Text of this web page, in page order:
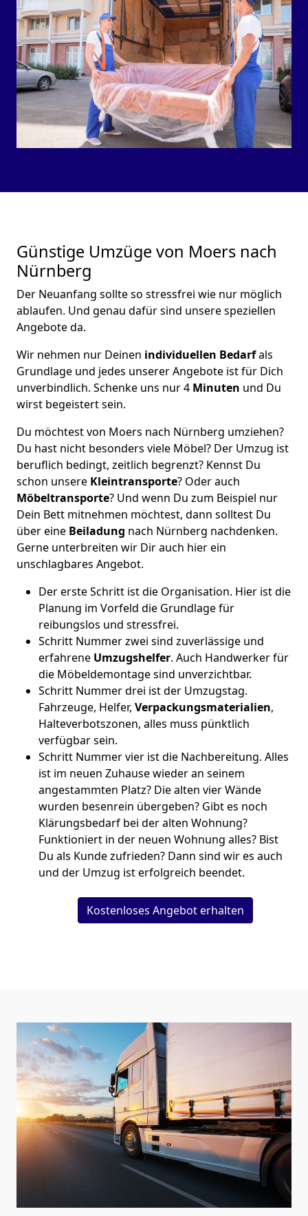
Günstige Umzüge von Moers nach
Nürnberg
Der Neuanfang sollte so stressfrei wie nur möglich
ablaufen. Und genau dafür sind unsere speziellen
Angebote da.
Wir nehmen nur Deinen individuellen Bedarfals
Grundlage und jedes unserer Angebote ist für Dich
unverbindlich. Schenke uns nur 4 Minuten und Du
wirst begeistert sein.
Du möchtest von Moers nach Nürnberg umziehen?
Du hast nicht besonders viele Möbel? Der Umzug ist
beruflich bedingt, zeitlich begrenzt? Kennst Du
schon unsere Kleintransporte? Oder auch
Möbeltransporte? Und wenn Du zum Beispiel nur
Dein Bett mitnehmen möchtest, dann solltest Du
über eine Beiladung nach Nürnberg nachdenken.
Gerne unterbreiten wir Dir auch hier ein
unschlagbares Angebot.
Der erste Schritt ist die Organisation. Hier ist die
Planung im Vorfeld die Grundlage für
reibungslos und stressfrei.
Schritt Nummer zwei sind zuverlässige und
erfahrene Umzugshelfer. Auch Handwerker für
die Möbeldemontage sind unverzichtbar.
Schritt Nummer drei ist der Umzugstag.
Fahrzeuge, Helfer, Verpackungsmaterialien,
Halteverbotszonen, alles muss pünktlich
verfügbar sein.
Schritt Nummer vier ist die Nachbereitung. Alles
ist im neuen Zuhause wieder an seinem
angestammten Platz? Die alten vier Wände
wurden besenrein übergeben? Gibt es noch
Klärungsbedarf bei der alten Wohnung?
Funktioniert in der neuen Wohnung alles? Bist
Du als Kunde zufrieden? Dann sind wir es auch
und der Umzug ist erfolgreich beendet.
Kostenloses Angebot erhalten